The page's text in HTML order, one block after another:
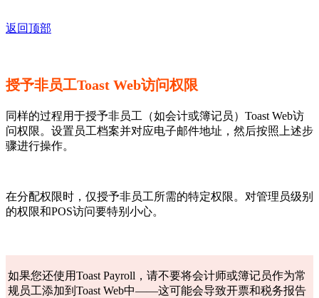
返回顶部
授予非员工Toast Web访问权限
同样的过程用于授予非员工（如会计或簿记员）Toast Web访
问权限。设置员工档案并对应电子邮件地址，然后按照上述步
骤进行操作。
在分配权限时，仅授予非员工所需的特定权限。对管理员级别
的权限和POS访问要特别小心。
如果您还使用Toast Payroll，请不要将会计师或簿记员作为常
规员工添加到Toast Web中——这可能会导致开票和税务报告